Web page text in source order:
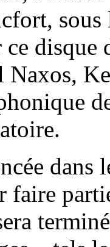
ce
Naxos,
dans
faire